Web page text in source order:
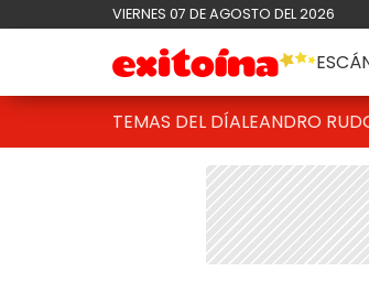
VIERNES 07 DE AGOSTO DEL 2026
TEMAS DEL DÍALEANDRO RUD